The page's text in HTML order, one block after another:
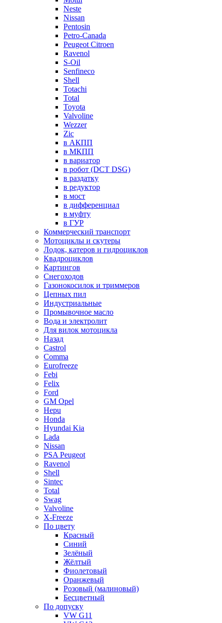
Neste
Nissan
Pentosin
Petro-Canada
Peugeot Citroen
Ravenol
S-Oil
Senfineco
Shell
Totachi
Total
Toyota
Valvoline
Wezzer
Zic
в АКПП
в МКПП
в вариатор
в робот (DCT DSG)
в раздатку
в редуктор
в мост
в дифференциал
в муфту
в ГУР
Коммерческий транспорт
Мотоциклы и скутеры
Лодок, катеров и гидроциклов
Квадроциклов
Картингов
Снегоходов
Газонокосилок и триммеров
Цепных пил
Индустриальные
Промывочное масло
Вода и электролит
Для вилок мотоцикла
Назад
Castrol
Comma
Eurofreeze
Febi
Felix
Ford
GM Opel
Hepu
Honda
Hyundai Kia
Lada
Nissan
PSA Peugeot
Ravenol
Shell
Sintec
Total
Swag
Valvoline
X-Freeze
По цвету
Красный
Синий
Зелёный
Жёлтый
Фиолетовый
Оранжевый
Розовый (малиновый)
Бесцветный
По допуску
VW G11